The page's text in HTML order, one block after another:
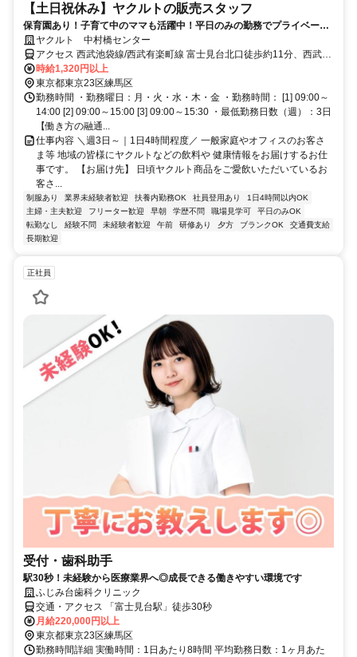
【土日祝休み】ヤクルトの販売スタッフ
保育園あり！子育て中のママも活躍中！平日のみの勤務でプライベート
と両立できます◎
ヤクルト 中村橋センター
アクセス 西武池袋線/西武有楽町線 富士見台北口徒歩約11分、西武池
袋線/西武有楽町線 中村橋徒歩約12分、都営大江戸線 練馬春日町A1口
徒歩約19分
時給1,320円以上
東京都東京23区練馬区
勤務時間 ・勤務曜日：月・火・水・木・金 ・勤務時間： [1] 09:00～
14:00 [2] 09:00～15:00 [3] 09:00～15:30 ・最低勤務日数（週）：3日
【働き方の融通...
仕事内容 ＼週3日～｜1日4時間程度／ 一般家庭やオフィスのお客さ
ま等 地域の皆様にヤクルトなどの飲料や 健康情報をお届けするお仕
事です。 【お届け先】 日頃ヤクルト商品をご愛飲いただいているお
客さ...
制服あり 業界未経験者歓迎 扶養内勤務OK 社員登用あり
1日4時間以内OK
主婦・主夫歓迎
フリーター歓迎 早朝 学歴不問 職場見学可
平日のみOK
転勤なし
経験不問 未経験者歓迎 午前 研修あり 夕方 ブランクOK
交通費支給
長期歓迎
正社員
受付・歯科助手
駅30秒！未経験から医療業界へ◎成長できる働きやすい環境です
ふじみ台歯科クリニック
交通・アクセス 「富士見台駅」徒歩30秒
月給220,000円以上
東京都東京23区練馬区
勤務時間詳細 実働時間：1日あたり8時間 平均勤務日数：1ヶ月あた